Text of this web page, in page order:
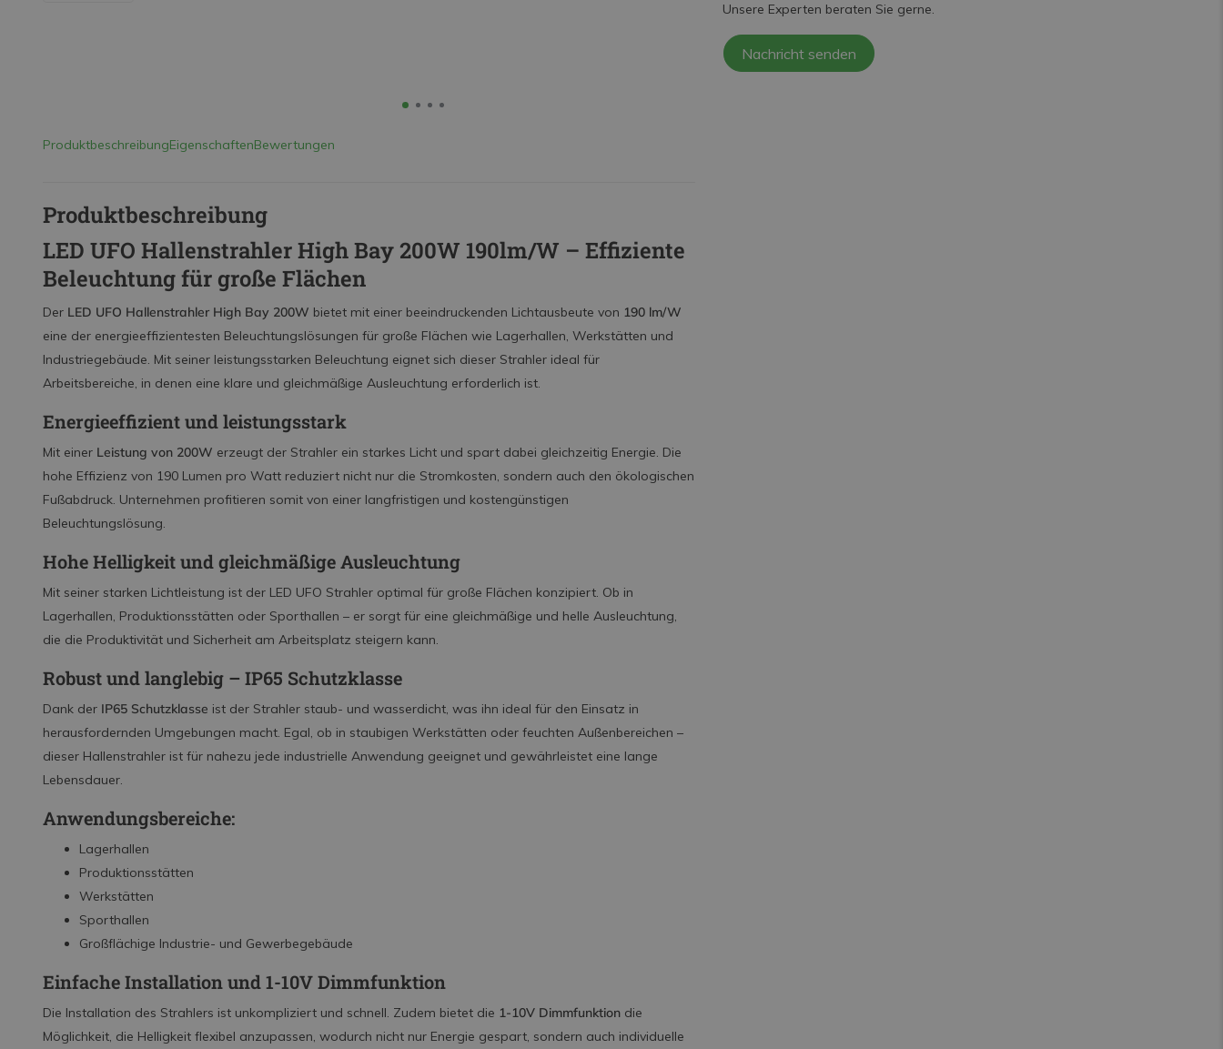
ProduktbeschreibungEigenschaftenBewertungen
Produktbeschreibung
LED UFO Hallenstrahler High Bay 200W 190lm/W – Effiziente
Beleuchtung für große Flächen
Der LED UFO Hallenstrahler High Bay 200W bietet mit einer beeindruckenden Lichtausbeute von 190 lm/W
eine der energieeffizientesten Beleuchtungslösungen für große Flächen wie Lagerhallen, Werkstätten und
Industriegebäude. Mit seiner leistungsstarken Beleuchtung eignet sich dieser Strahler ideal für
Arbeitsbereiche, in denen eine klare und gleichmäßige Ausleuchtung erforderlich ist.
Energieeffizient und leistungsstark
Mit einer Leistung von 200W erzeugt der Strahler ein starkes Licht und spart dabei gleichzeitig Energie. Die
hohe Effizienz von 190 Lumen pro Watt reduziert nicht nur die Stromkosten, sondern auch den ökologischen
Fußabdruck. Unternehmen profitieren somit von einer langfristigen und kostengünstigen
Beleuchtungslösung.
Hohe Helligkeit und gleichmäßige Ausleuchtung
Mit seiner starken Lichtleistung ist der LED UFO Strahler optimal für große Flächen konzipiert. Ob in
Lagerhallen, Produktionsstätten oder Sporthallen – er sorgt für eine gleichmäßige und helle Ausleuchtung,
die die Produktivität und Sicherheit am Arbeitsplatz steigern kann.
Robust und langlebig – IP65 Schutzklasse
Dank der IP65 Schutzklasse ist der Strahler staub- und wasserdicht, was ihn ideal für den Einsatz in
herausfordernden Umgebungen macht. Egal, ob in staubigen Werkstätten oder feuchten Außenbereichen –
dieser Hallenstrahler ist für nahezu jede industrielle Anwendung geeignet und gewährleistet eine lange
Lebensdauer.
Anwendungsbereiche:
Lagerhallen
Produktionsstätten
Werkstätten
Sporthallen
Großflächige Industrie- und Gewerbegebäude
Einfache Installation und 1-10V Dimmfunktion
Die Installation des Strahlers ist unkompliziert und schnell. Zudem bietet die 1-10V Dimmfunktion die
Möglichkeit, die Helligkeit flexibel anzupassen, wodurch nicht nur Energie gespart, sondern auch individuelle
Unsere Experten beraten Sie gerne.
Nachricht senden